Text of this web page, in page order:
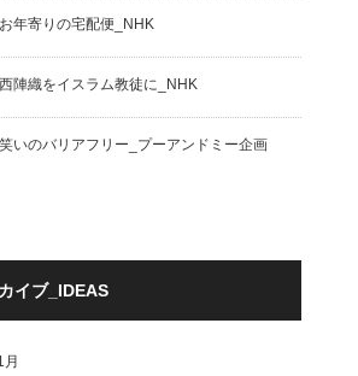
年寄りの宅配便_NHK
陣織をイスラム教徒に_NHK
いのバリアフリー_プーアンドミー企画
イブ_IDEAS